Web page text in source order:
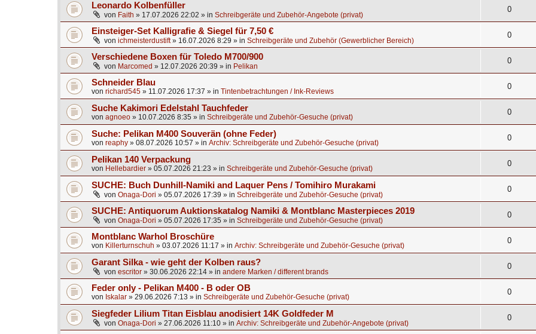
Leonardo Kolbenfüller
von Faith » 17.07.2026 22:02 » in Schreibgeräte und Zubehör-Angebote (privat)
0
Einsteiger-Set Kalligrafie & Siegel für 7,50 €
von ichmeisterdustift» 16.07.2026 8:29 » in Schreibgeräte und Zubehör (Gewerblicher Bereich)
0
Verschiedene Boxen für Toledo M700/900
von Marcomed » 12.07.2026 20:39 » in Pelikan
0
Schneider Blau
von richard545 » 11.07.2026 17:37 » in Tintenbetrachtungen / Ink-Reviews
0
Suche Kakimori Edelstahl Tauchfeder
von agnoeo » 10.07.2026 8:35 » in Schreibgeräte und Zubehör-Gesuche (privat)
0
Suche: Pelikan M400 Souverän (ohne Feder)
von reaphy » 08.07.2026 10:57 » in Archiv: Schreibgeräte und Zubehör-Gesuche (privat)
0
Pelikan 140 Verpackung
von Hellebardier » 05.07.2026 21:23 » in Schreibgeräte und Zubehör-Gesuche (privat)
0
SUCHE: Buch Dunhill-Namiki and Laquer Pens / Tomihiro Murakami
von Onaga-Dori » 05.07.2026 17:39 » in Schreibgeräte und Zubehör-Gesuche (privat)
0
SUCHE: Antiquorum Auktionskatalog Namiki & Montblanc Masterpieces 2019
von Onaga-Dori » 05.07.2026 17:35 » in Schreibgeräte und Zubehör-Gesuche (privat)
0
Montblanc Warhol Broschüre
von Killerturnschuh » 03.07.2026 11:17 » in Archiv: Schreibgeräte und Zubehör-Gesuche (privat)
0
Garant Silka - wie geht der Kolben raus?
von escritor » 30.06.2026 22:14 » in andere Marken / different brands
0
Feder only - Pelikan M400 - B oder OB
von Iskalar » 29.06.2026 7:13 » in Schreibgeräte und Zubehör-Gesuche (privat)
0
Siegfeder Lilium Titan Eisblau anodisiert 14K Goldfeder M
von Onaga-Dori » 27.06.2026 11:10 » in Archiv: Schreibgeräte und Zubehör-Angebote (privat)
0